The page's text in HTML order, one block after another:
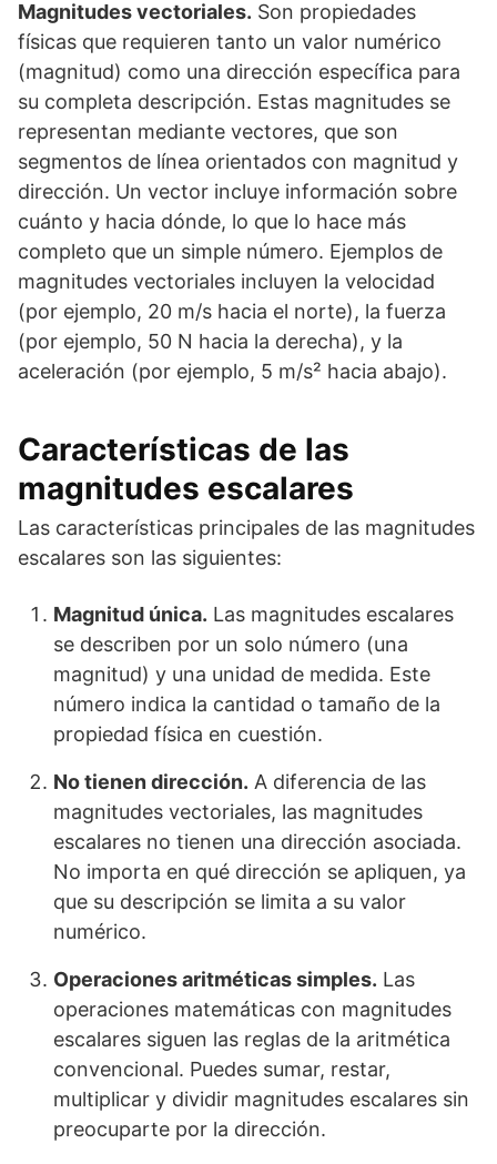
Magnitudes vectoriales. Son propiedades
físicas que requieren tanto un valor numérico
(magnitud) como una dirección específica para
su completa descripción. Estas magnitudes se
representan mediante vectores, que son
segmentos de línea orientados con magnitud y
dirección. Un vector incluye información sobre
cuánto y hacia dónde, lo que lo hace más
completo que un simple número. Ejemplos de
magnitudes vectoriales incluyen la velocidad
(por ejemplo, 20 m/s hacia el norte), la fuerza
(por ejemplo, 50 N hacia la derecha), y la
aceleración (por ejemplo, 5 m/s² hacia abajo).
Características de las
magnitudes escalares
Las características principales de las magnitudes
escalares son las siguientes:
Magnitud única. Las magnitudes escalares
se describen por un solo número (una
magnitud) y una unidad de medida. Este
número indica la cantidad o tamaño de la
propiedad física en cuestión.
No tienen dirección. A diferencia de las
magnitudes vectoriales, las magnitudes
escalares no tienen una dirección asociada.
No importa en qué dirección se apliquen, ya
que su descripción se limita a su valor
numérico.
Operaciones aritméticas simples. Las
operaciones matemáticas con magnitudes
escalares siguen las reglas de la aritmética
convencional. Puedes sumar, restar,
multiplicar y dividir magnitudes escalares sin
preocuparte por la dirección.